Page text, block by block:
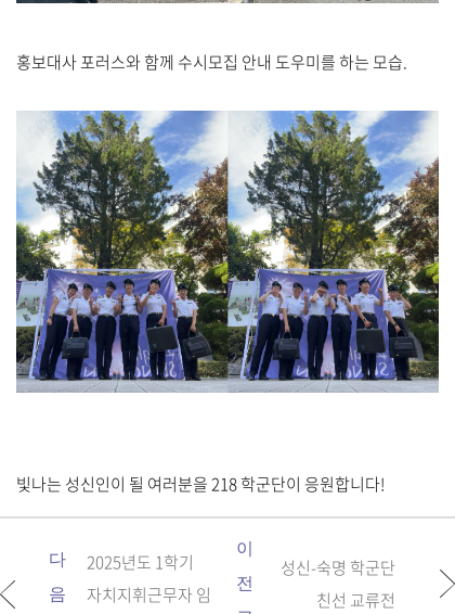
홍보대사 포러스와 함께 수시모집 안내 도우미를 하는 모습.
빛나는 성신인이 될 여러분을 218 학군단이 응원합니다!
다
음
2025년도 1학기
자치지휘근무자 임
이
전
성신-숙명 학군단
친선 교류전